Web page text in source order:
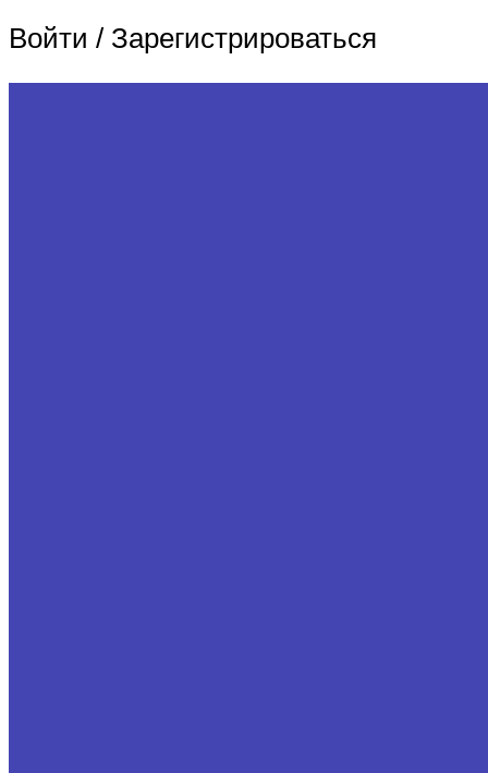
Войти / Зарегистрироваться